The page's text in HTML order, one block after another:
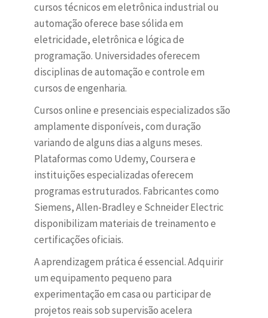
cursos técnicos em eletrônica industrial ou
automação oferece base sólida em
eletricidade, eletrônica e lógica de
programação. Universidades oferecem
disciplinas de automação e controle em
cursos de engenharia.
Cursos online e presenciais especializados são
amplamente disponíveis, com duração
variando de alguns dias a alguns meses.
Plataformas como Udemy, Coursera e
instituições especializadas oferecem
programas estruturados. Fabricantes como
Siemens, Allen-Bradley e Schneider Electric
disponibilizam materiais de treinamento e
certificações oficiais.
A aprendizagem prática é essencial. Adquirir
um equipamento pequeno para
experimentação em casa ou participar de
projetos reais sob supervisão acelera